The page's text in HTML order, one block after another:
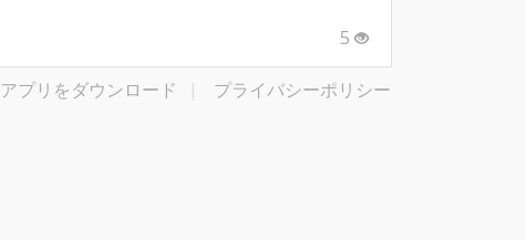
5
アプリをダウンロード | プライバシーポリシー